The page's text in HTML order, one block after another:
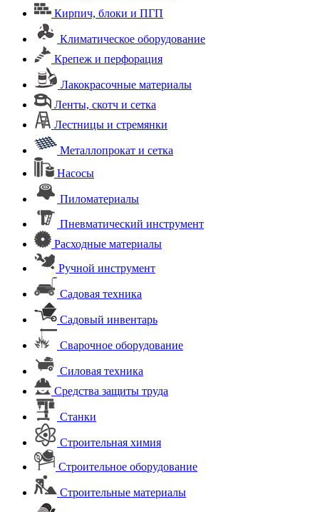
Кирпич, блоки и ПГП
Климатическое оборудование
Крепеж и перфорация
Лакокрасочные материалы
Ленты, скотч и сетка
Лестницы и стремянки
Металлопрокат и сетка
Насосы
Пиломатериалы
Пневматический инструмент
Расходные материалы
Ручной инструмент
Садовая техника
Садовый инвентарь
Сварочное оборудование
Силовая техника
Средства защиты труда
Станки
Строительная химия
Строительное оборудование
Строительные материалы